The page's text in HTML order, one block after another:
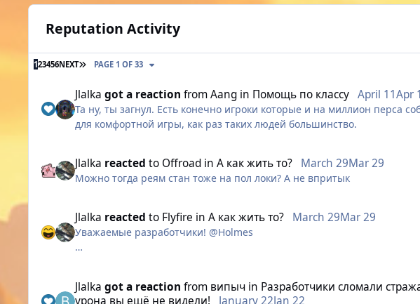
Reputation Activity
123456NEXT LAST PAGE
PAGE 1 OF 33
Jlalka got a reaction fromAang in Помощь по классу April 11Apr
Та ну, ты загнул. Есть конечно игроки которые и на миллион перса
для комфортной игры, как раз таких людей большинство.
Jlalka reacted to Offroad inА как жить то? March 29Mar 29
Можно тогда реям стан тоже на пол локи? А не впритык
Jlalka reacted to Flyfire inА как жить то? March 29Mar 29
Уважаемые разработчики! @Holmes
Jlalka got a reaction from випыч in Разработчики сломали
урона вы ещё не видели!
January 22Jan 22